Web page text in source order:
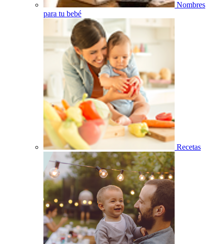
Nombres
para tu bebé
Recetas